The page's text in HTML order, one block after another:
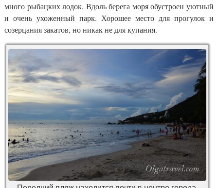
много рыбацких лодок. Вдоль берега моря обустроен уютный
и очень ухоженный парк. Хорошее место для прогулок и
созерцания закатов, но никак не для купания.